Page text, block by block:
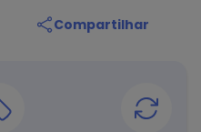
Compartilhar